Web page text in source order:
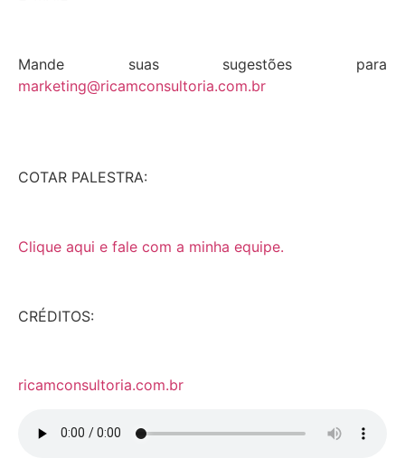
Mande suas sugestões para
marketing@ricamconsultoria.com.br
COTAR PALESTRA:
Clique aqui e fale com a minha equipe.
CRÉDITOS:
ricamconsultoria.com.br